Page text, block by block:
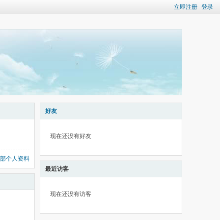
立即注册 登录
个人资料
好友
现在还没有好友
最近访客
现在还没有访客